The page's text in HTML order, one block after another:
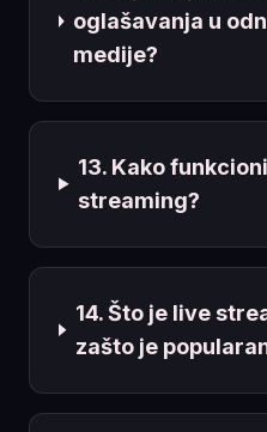
oglašavanja u
medije?
13. Kako
streaming?
14. Što je live
zašto je